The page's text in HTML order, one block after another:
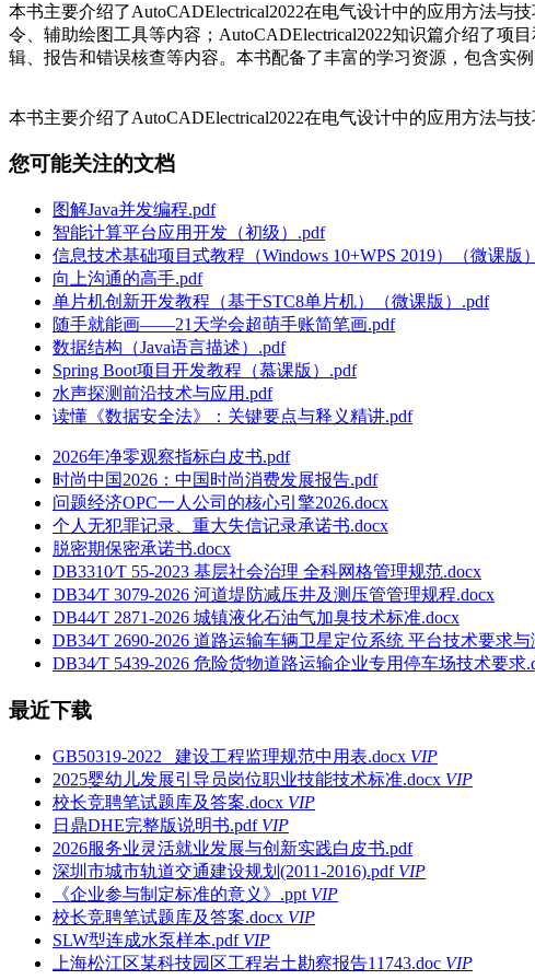
本书主要介绍了AutoCADElectrical2022在电气设计中的应用方法与
令、辅助绘图工具等内容；AutoCADElectrical2022知识篇介绍了
辑、报告和错误核查等内容。本书配备了丰富的学习资源，包含实
本书主要介绍了AutoCADElectrical2022在电气设计中的应用方法与
您可能关注的文档
图解Java并发编程.pdf
智能计算平台应用开发（初级）.pdf
信息技术基础项目式教程（Windows 10+WPS 2019）（微课版
向上沟通的高手.pdf
单片机创新开发教程（基于STC8单片机）（微课版）.pdf
随手就能画——21天学会超萌手账简笔画.pdf
数据结构（Java语言描述）.pdf
Spring Boot项目开发教程（慕课版）.pdf
水声探测前沿技术与应用.pdf
读懂《数据安全法》：关键要点与释义精讲.pdf
2026年净零观察指标白皮书.pdf
时尚中国2026：中国时尚消费发展报告.pdf
问题经济OPC一人公司的核心引擎2026.docx
个人无犯罪记录、重大失信记录承诺书.docx
脱密期保密承诺书.docx
DB3310∕T 55-2023 基层社会治理 全科网格管理规范.docx
DB34∕T 3079-2026 河道堤防减压井及测压管管理规程.docx
DB44∕T 2871-2026 城镇液化石油气加臭技术标准.docx
DB34∕T 2690-2026 道路运输车辆卫星定位系统 平台技术要求
DB34∕T 5439-2026 危险货物道路运输企业专用停车场技术要求
最近下载
GB50319-2022 _建设工程监理规范中用表.docx VIP
2025婴幼儿发展引导员岗位职业技能技术标准.docx VIP
校长竞聘笔试题库及答案.docx VIP
日鼎DHE完整版说明书.pdf VIP
2026服务业灵活就业发展与创新实践白皮书.pdf
深圳市城市轨道交通建设规划(2011-2016).pdf VIP
《企业参与制定标准的意义》.ppt VIP
校长竞聘笔试题库及答案.docx VIP
SLW型连成水泵样本.pdf VIP
上海松江区某科技园区工程岩土勘察报告11743.doc VIP